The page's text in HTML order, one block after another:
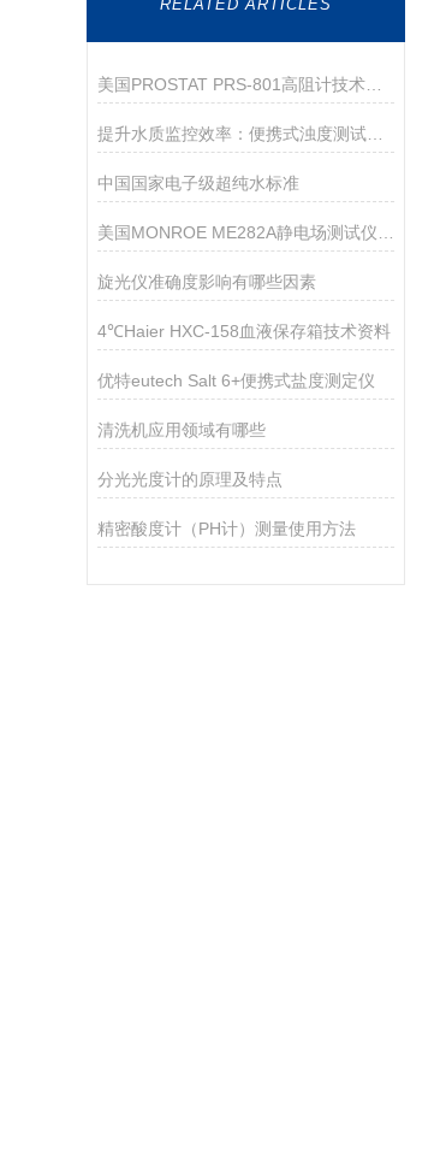
RELATED ARTICLES
美国PROSTAT PRS-801高阻计技术参数
中国国家电子级超纯水标准
旋光仪准确度影响有哪些因素
4℃Haier HXC-158血液保存箱技术资料
优特eutech Salt 6+便携式盐度测定仪
清洗机应用领域有哪些
分光光度计的原理及特点
精密酸度计（PH计）测量使用方法